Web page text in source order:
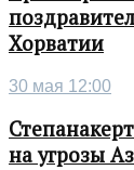
Хорватии
30 мая 12:00
на угрозы